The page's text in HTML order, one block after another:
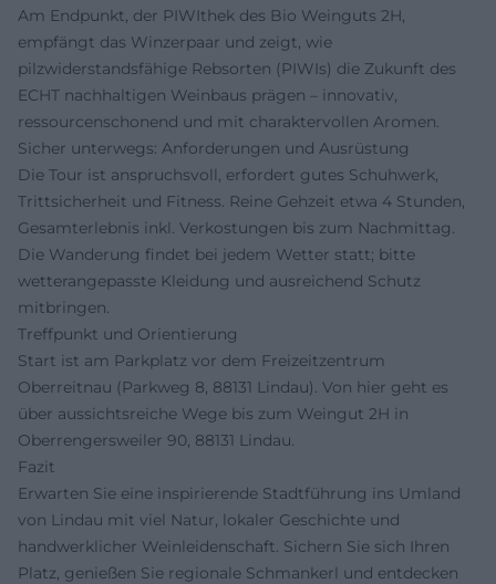
Am Endpunkt, der PIWIthek des Bio Weinguts 2H,
empfängt das Winzerpaar und zeigt, wie
pilzwiderstandsfähige Rebsorten (PIWIs) die Zukunft des
ECHT nachhaltigen Weinbaus prägen – innovativ,
ressourcenschonend und mit charaktervollen Aromen.
Sicher unterwegs: Anforderungen und Ausrüstung
Die Tour ist anspruchsvoll, erfordert gutes Schuhwerk,
Trittsicherheit und Fitness. Reine Gehzeit etwa 4 Stunden,
Gesamterlebnis inkl. Verkostungen bis zum Nachmittag.
Die Wanderung findet bei jedem Wetter statt; bitte
wetterangepasste Kleidung und ausreichend Schutz
mitbringen.
Treffpunkt und Orientierung
Start ist am Parkplatz vor dem Freizeitzentrum
Oberreitnau (Parkweg 8, 88131 Lindau). Von hier geht es
über aussichtsreiche Wege bis zum Weingut 2H in
Oberrengersweiler 90, 88131 Lindau.
Fazit
Erwarten Sie eine inspirierende Stadtführung ins Umland
von Lindau mit viel Natur, lokaler Geschichte und
handwerklicher Weinleidenschaft. Sichern Sie sich Ihren
Platz, genießen Sie regionale Schmankerl und entdecken